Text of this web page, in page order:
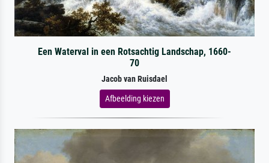
Een Waterval in een Rotsachtig Landschap, 1660-
70
Jacob van Ruisdael
Afbeelding kiezen